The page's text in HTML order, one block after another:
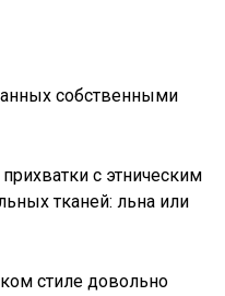
собственными
с этническим
тканей: льна или
стиле довольно